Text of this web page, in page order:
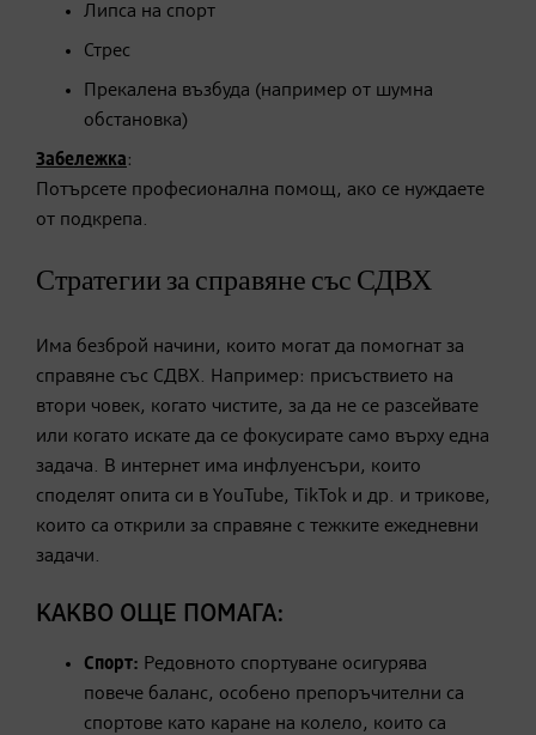
Липса на спорт
Стрес
Прекалена възбуда (например от шумна
обстановка)
Забележка:
Потърсете професионална помощ, ако се нуждаете
от подкрепа.
Стратегии за справяне със СДВХ
Има безброй начини, които могат да помогнат за
справяне със СДВХ. Например: присъствието на
втори човек, когато чистите, за да не се разсейвате
или когато искате да се фокусирате само върху една
задача. В интернет има инфлуенсъри, които
споделят опита си в YouTube, TikTok и др. и трикове,
които са открили за справяне с тежките ежедневни
задачи.
КАКВО ОЩЕ ПОМАГА:
Спорт: Редовното спортуване осигурява
повече баланс, особено препоръчителни са
спортове като каране на колело, които са